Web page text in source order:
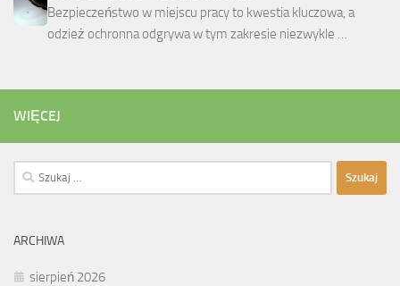
Bezpieczeństwo w miejscu pracy to kwestia kluczowa, a
odzież ochronna odgrywa w tym zakresie niezwykle …
WIĘCEJ
Szukaj:
ARCHIWA
sierpień 2026